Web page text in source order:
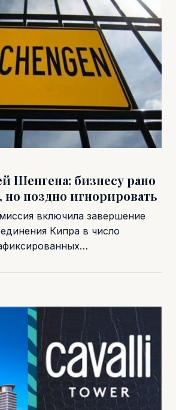
Шенгена: бизнесу рано
но поздно игнорировать
включила завершение
Кипра в число